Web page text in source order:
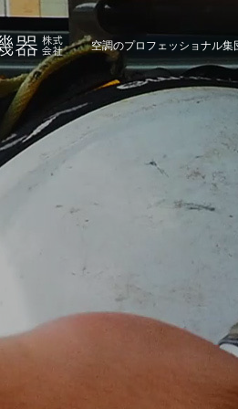
空調のプロフェッショナル集